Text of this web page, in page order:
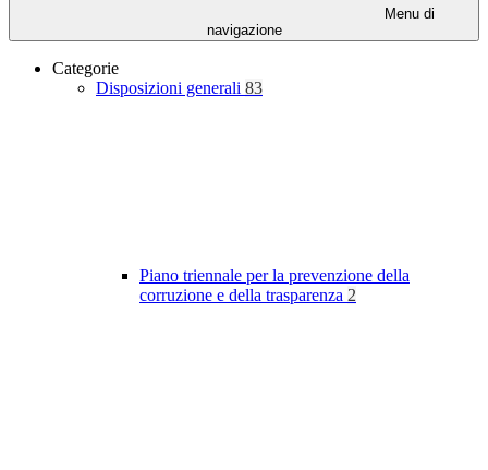
Menu di
navigazione
Categorie
Disposizioni generali 83
Piano triennale per la prevenzione della
corruzione e della trasparenza 2